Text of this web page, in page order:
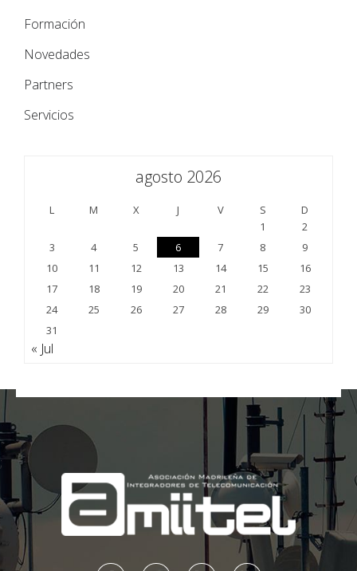
Formación
Novedades
Partners
Servicios
agosto 2026
L M X J V S
D
1
2
3
4 5 6 7 8
9
10
11 12 13 14 15
16
17
18 19 20 21 22
23
24
25 26 27 28 29
30
31
« Jul
;